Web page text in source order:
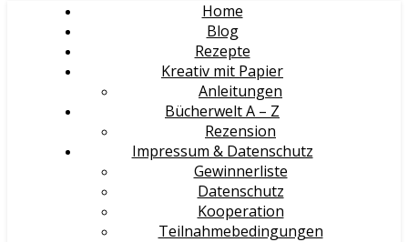
Home
Blog
Rezepte
Kreativ mit Papier
Anleitungen
Bücherwelt A – Z
Rezension
Impressum & Datenschutz
Gewinnerliste
Datenschutz
Kooperation
Teilnahmebedingungen